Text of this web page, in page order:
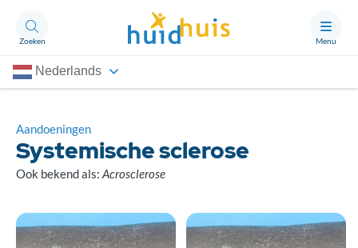
Zoeken Menu
Nederlands
Thema’s
Artikelen
Aandoeningen
Systemische sclerose
Ook bekend als: Acrosclerose